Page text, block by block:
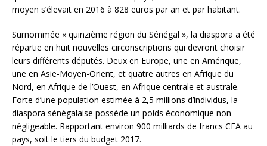
moyen s’élevait en 2016 à 828 euros par an et par habitant.
Surnommée « quinzième région du Sénégal », la diaspora a été
répartie en huit nouvelles circonscriptions qui devront choisir
leurs différents députés. Deux en Europe, une en Amérique,
une en Asie-Moyen-Orient, et quatre autres en Afrique du
Nord, en Afrique de l’Ouest, en Afrique centrale et australe.
Forte d’une population estimée à 2,5 millions d’individus, la
diaspora sénégalaise possède un poids économique non
négligeable. Rapportant environ 900 milliards de francs CFA au
pays, soit le tiers du budget 2017.